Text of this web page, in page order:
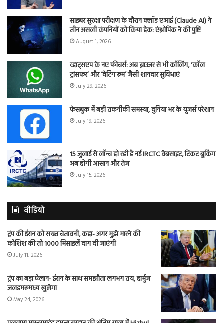
साइबर सुरक्षा परीक्षण के दौरान क्लॉड एआई (Claude AI) ने
तीन असली कंपनियों को किया हैक: एंथ्रोपिक ने की पुष्टि
August 1, 2026
व्हाट्सएप के नए फीचर्स: अब ब्राउजर से भी कॉलिंग, ‘कॉल
ट्रांसफर’ और ‘वेटिंग रूम’ जैसी शानदार सुविधाएं
July 29, 2026
फेसबुक में बड़ी तकनीकी समस्या, दुनिया भर के यूजर्स परेशान
July 19, 2026
15 जुलाई से लॉन्च हो रही है नई IRCTC वेबसाइट, टिकट बुकिंग
अब होगी आसान और तेज
July 15, 2026
वीडियो
ट्रंप की ईरान को सख्त चेतावनी, कहा- अगर मुझे मारने की
कोशिश की तो 1000 मिसाइलें दाग दी जाएंगी
July 11, 2026
ट्रंप का बड़ा ऐलान- ईरान के साथ समझौता लगभग तय, हार्मुज
जलडमरूमध्य खुलेगा
May 24, 2026